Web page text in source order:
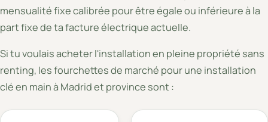
mensualité fixe calibrée pour être égale ou inférieure à la
part fixe de ta facture électrique actuelle.
Si tu voulais acheter l'installation en pleine propriété sans
renting, les fourchettes de marché pour une installation
clé en main à Madrid et province sont :